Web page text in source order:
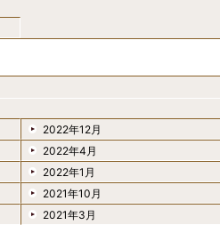
2022年12月
2022年4月
2022年1月
2021年10月
2021年3月